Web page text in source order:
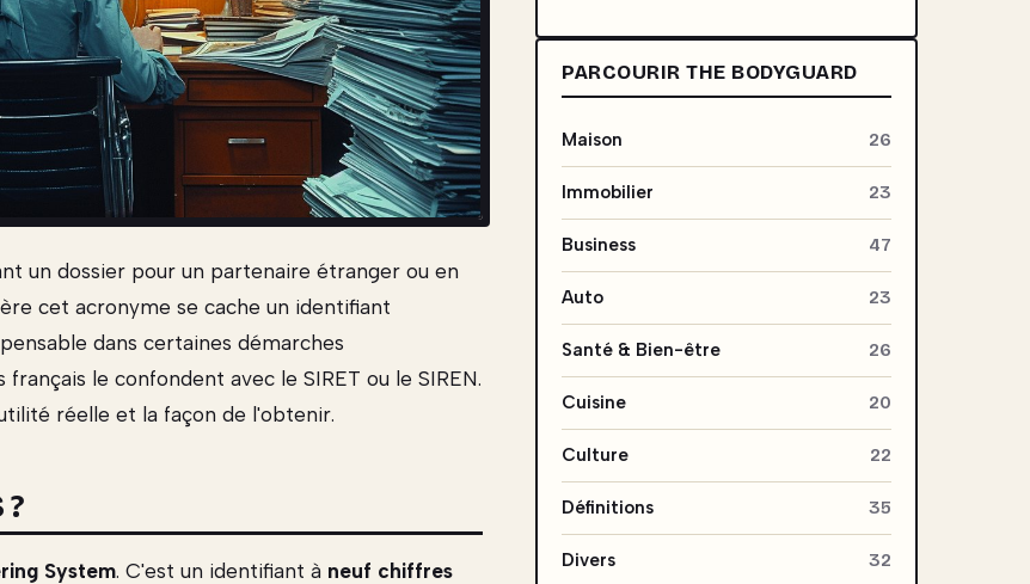
un dossier pour un partenaire étranger ou en
cet acronyme se cache un identifiant
dans certaines démarches
le confondent avec le SIRET ou le SIREN.
réelle et la façon de l'obtenir.
System. C'est un identifiant à neuf chiffres
PARCOURIR THE BODYGUARD
Maison 26
Immobilier 23
Business 47
Auto 23
Santé & Bien-être 26
Cuisine 20
Culture 22
Définitions 35
Divers 32